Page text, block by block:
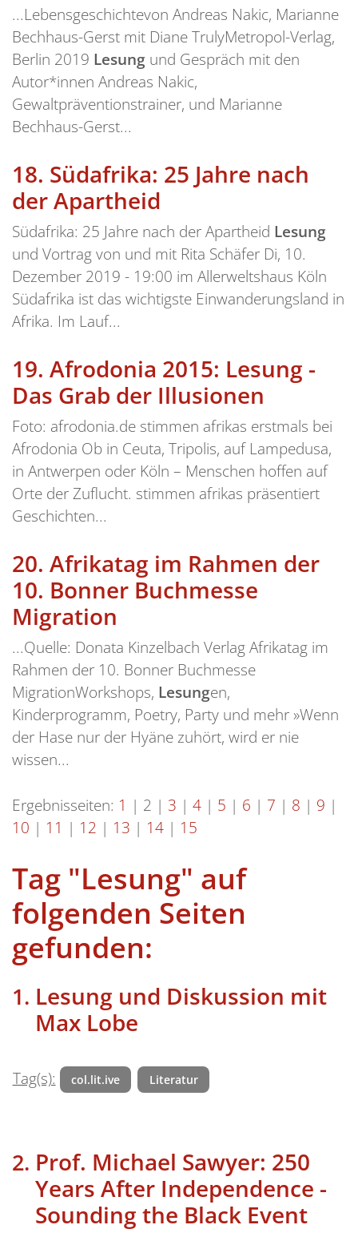
...Lebensgeschichtevon Andreas Nakic, Marianne
Bechhaus-Gerst mit Diane TrulyMetropol-Verlag,
Berlin 2019 Lesung und Gespräch mit den
Autor*innen Andreas Nakic,
Gewaltpräventionstrainer, und Marianne
Bechhaus-Gerst...
18. Südafrika: 25 Jahre nach
der Apartheid
Südafrika: 25 Jahre nach der Apartheid Lesung
und Vortrag von und mit Rita Schäfer Di, 10.
Dezember 2019 - 19:00 im Allerweltshaus Köln
Südafrika ist das wichtigste Einwanderungsland in
Afrika. Im Lauf...
19. Afrodonia 2015: Lesung -
Das Grab der Illusionen
Foto: afrodonia.de stimmen afrikas erstmals bei
Afrodonia Ob in Ceuta, Tripolis, auf Lampedusa,
in Antwerpen oder Köln – Menschen hoffen auf
Orte der Zuflucht. stimmen afrikas präsentiert
Geschichten...
20. Afrikatag im Rahmen der
10. Bonner Buchmesse
Migration
...Quelle: Donata Kinzelbach Verlag Afrikatag im
Rahmen der 10. Bonner Buchmesse
MigrationWorkshops, Lesungen,
Kinderprogramm, Poetry, Party und mehr »Wenn
der Hase nur der Hyäne zuhört, wird er nie
wissen...
Ergebnisseiten: 1 | 2 | 3 | 4 | 5 | 6 | 7 | 8 | 9 |
10 | 11 | 12 | 13 | 14 | 15
Tag "Lesung" auf
folgenden Seiten
gefunden:
Lesung und Diskussion mit
Max Lobe
Tag(s): col.lit.ive Literatur
Prof. Michael Sawyer: 250
Years After Independence -
Sounding the Black Event